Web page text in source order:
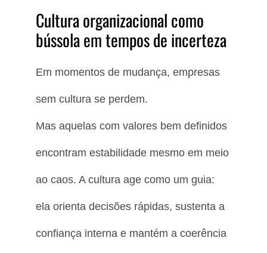
Cultura organizacional como
bússola em tempos de incerteza
Em momentos de mudança, empresas
sem cultura se perdem.
Mas aquelas com valores bem definidos
encontram estabilidade mesmo em meio
ao caos. A cultura age como um guia:
ela orienta decisões rápidas, sustenta a
confiança interna e mantém a coerência